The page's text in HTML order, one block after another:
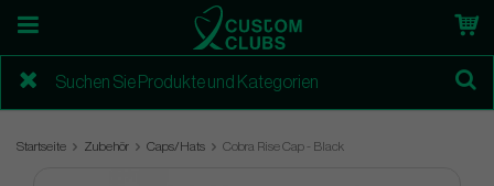
Startseite Zubehör Caps/Hats Cobra Rise Cap - Black